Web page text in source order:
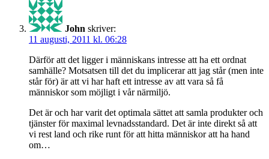
John skriver:
11 augusti, 2011 kl. 06:28
Därför att det ligger i människans intresse att ha ett ordnat
samhälle? Motsatsen till det du implicerar att jag står (men inte
står för) är att vi har haft ett intresse av att vara så få
människor som möjligt i vår närmiljö.
Det är och har varit det optimala sättet att samla produkter och
tjänster för maximal levnadsstandard. Det är inte direkt så att
vi rest land och rike runt för att hitta människor att ha hand
om…